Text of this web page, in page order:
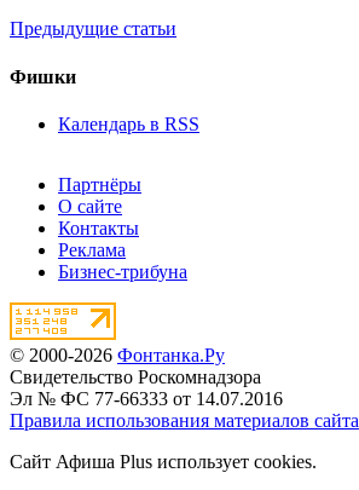
Предыдущие статьи
Фишки
Календарь в RSS
Партнёры
О сайте
Контакты
Реклама
Бизнес-трибуна
© 2000-2026 Фонтанка.Ру
Свидетельство Роскомнадзора
Эл № ФС 77-66333 от 14.07.2016
Правила использования материалов сайта
Сайт Афиша Plus использует cookies.